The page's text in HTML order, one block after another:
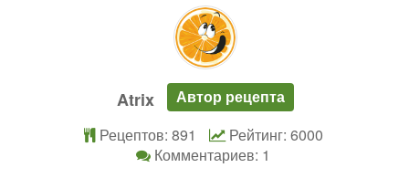
Atrix
Автор рецепта
Рецептов: 891
Рейтинг: 6000
Комментариев: 1